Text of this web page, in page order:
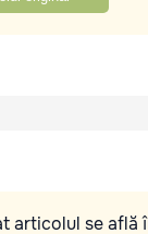
articolul se află